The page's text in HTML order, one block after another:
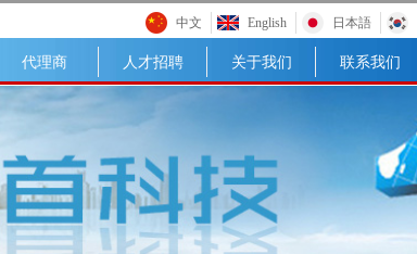
代理商 人才招聘 关于我们 联系我们
中文 English 日本語